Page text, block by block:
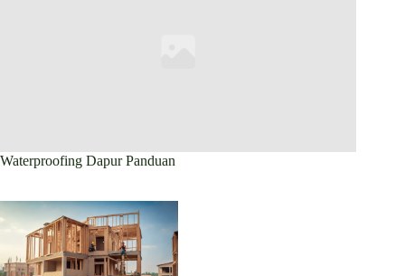
Waterproofing Dapur Panduan